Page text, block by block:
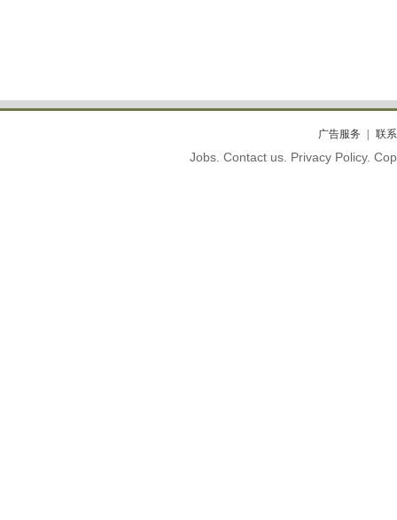
广告服务 联
Jobs. Contact us. Privacy Policy.